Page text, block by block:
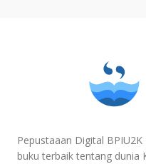
Pepustaaan Digital
buku terbaik tentang dunia